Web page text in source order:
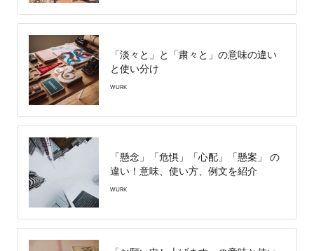
「淡々と」と「粛々と」の意味の違い
と使い分け
WURK
「懸念」「危惧」「心配」「懸案」 の
違い！意味、使い方、例文を紹介
WURK